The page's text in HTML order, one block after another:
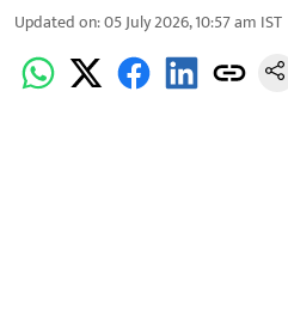
Updated on:05 July 2026, 10:57 am IST